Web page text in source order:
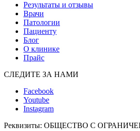
Результаты и отзывы
Врачи
Патологии
Пациенту
Блог
О клинике
Прайс
СЛЕДИТЕ ЗА НАМИ
Facebook
Youtube
Instagram
Реквизиты: ОБЩЕСТВО С